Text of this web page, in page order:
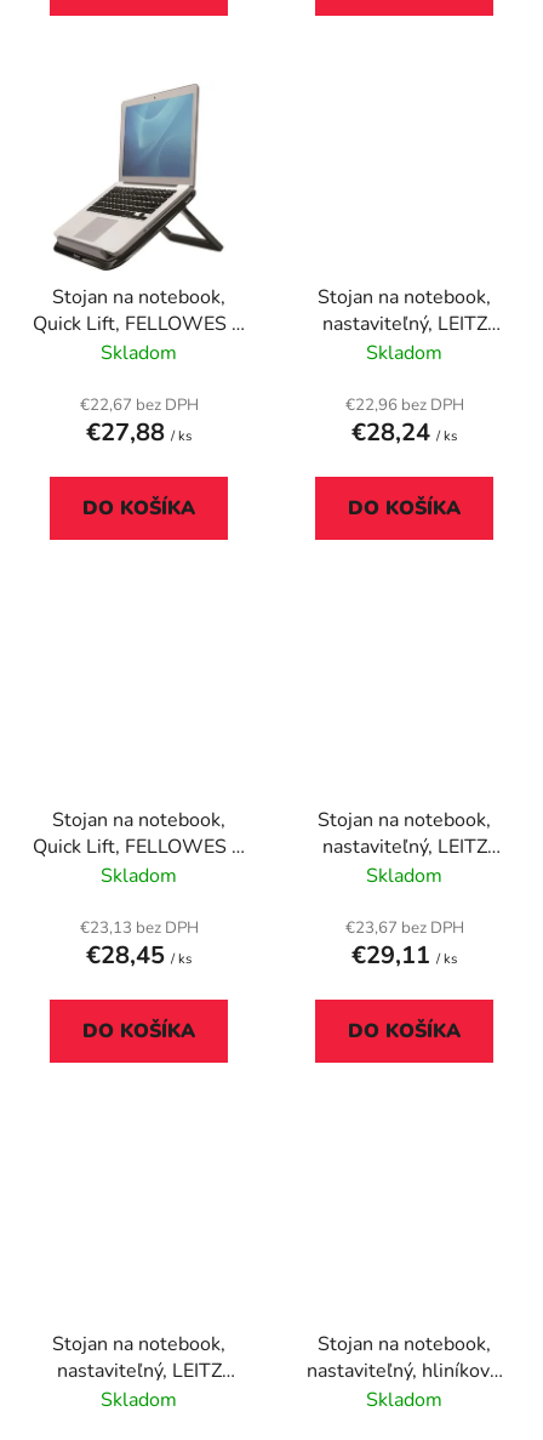
Stojan na notebook,
Quick Lift, FELLOWES I-
Spire Series™, čierny
Skladom
€22,67 bez DPH
€27,88 / ks
DO KOŠÍKA
Stojan na notebook,
nastaviteľný, LEITZ
"Ergo Cosy", teplá žltá
Skladom
€22,96 bez DPH
€28,24 / ks
DO KOŠÍKA
Stojan na notebook,
Quick Lift, FELLOWES I-
Spire Series™, grafitovo
Skladom
€23,13 bez DPH
€28,45 / ks
DO KOŠÍKA
Stojan na notebook,
nastaviteľný, LEITZ
"Ergo Cosy", pokojná
Skladom
€23,67 bez DPH
€29,11 / ks
DO KOŠÍKA
Stojan na notebook,
nastaviteľný, LEITZ
"Ergo Cosy", zamatová
Skladom
Stojan na notebook,
nastaviteľný, hliníkový,
URBAN FACTORY
Skladom